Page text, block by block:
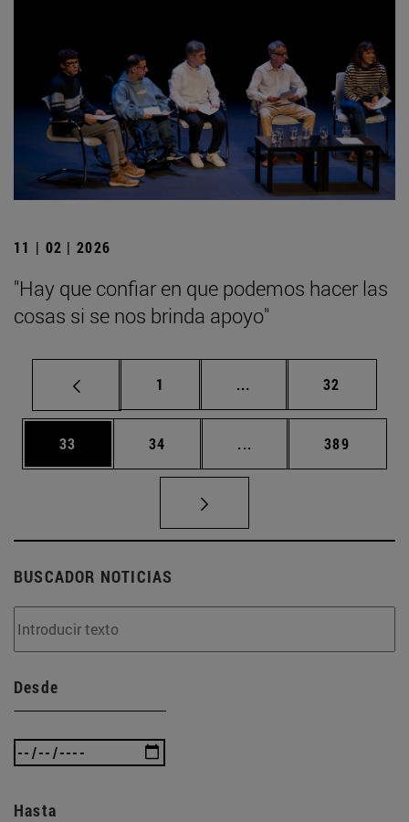
11 | 02 | 2026
"Hay que confiar en que podemos hacer las
cosas si se nos brinda apoyo"
Página
1 ... Páginas intermedias
Página
32
Página
33 Página
34 ... Páginas intermedias
Página
389
BUSCADOR NOTICIAS
Desde
Hasta